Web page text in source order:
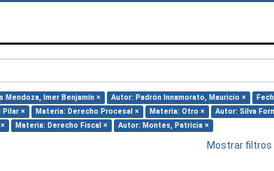
Mendoza, Imer Benjamín × Autor: Padrón Innamorato, Mauricio ×
× Materia: Derecho Procesal × Materia: Otro ×
Autor: Silva
Materia: Derecho Fiscal × Autor: Montes, Patricia ×
Mostrar filtros